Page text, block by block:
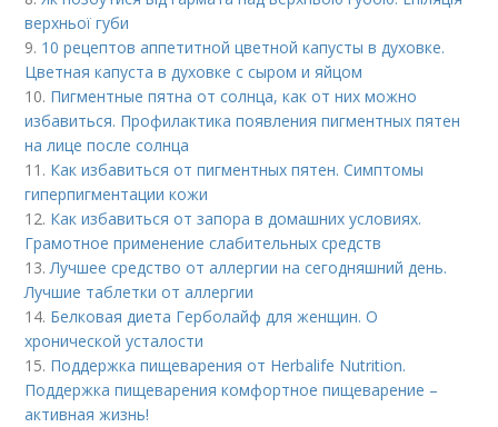
верхньої губи
9. 10 рецептов аппетитной цветной капусты в духовке.
Цветная капуста в духовке с сыром и яйцом
10. Пигментные пятна от солнца, как от них можно
избавиться. Профилактика появления пигментных пятен
на лице после солнца
11. Как избавиться от пигментных пятен. Симптомы
гиперпигментации кожи
12. Как избавиться от запора в домашних условиях.
Грамотное применение слабительных средств
13.Лучшее средство от аллергии на сегодняшний день.
Лучшие таблетки от аллергии
14. Белковая диета Герболайф для женщин. О
хронической усталости
15. Поддержка пищеварения от Herbalife Nutrition.
Поддержка пищеварения комфортное пищеварение –
активная жизнь!